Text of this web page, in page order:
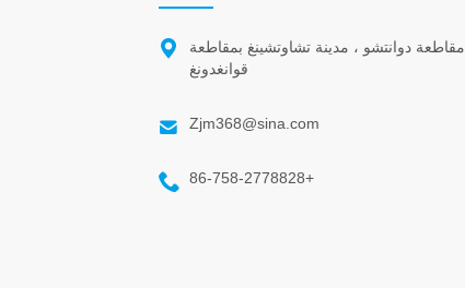

رقم 36 مقاطعة دوانتشو ، مدينة تشاوتشينغ بمقاطعة
قوانغدونغ
 Zjm368@sina.com
 +86-758-2778828